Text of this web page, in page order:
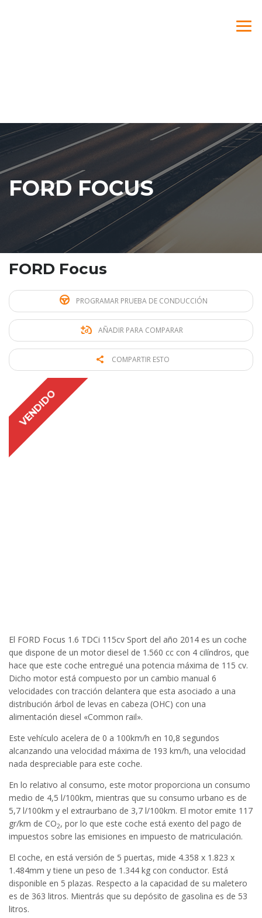
FORD FOCUS
FORD Focus
PROGRAMAR PRUEBA DE CONDUCCIÓN
AÑADIR PARA COMPARAR
COMPARTIR ESTO
VENDIDO
El FORD Focus 1.6 TDCi 115cv Sport del año 2014 es un coche
que dispone de un motor diesel de 1.560 cc con 4 cilíndros, que
hace que este coche entregué una potencia máxima de 115 cv.
Dicho motor está compuesto por un cambio manual 6
velocidades con tracción delantera que esta asociado a una
distribución árbol de levas en cabeza (OHC) con una
alimentación diesel «Common rail».
Este vehículo acelera de 0 a 100km/h en 10,8 segundos
alcanzando una velocidad máxima de 193 km/h, una velocidad
nada despreciable para este coche.
En lo relativo al consumo, este motor proporciona un consumo
medio de 4,5 l/100km, mientras que su consumo urbano es de
5,7 l/100km y el extraurbano de 3,7 l/100km. El motor emite 117
gr/km de CO2, por lo que este coche está exento del pago de
impuestos sobre las emisiones en impuesto de matriculación.
El coche, en está versión de 5 puertas, mide 4.358 x 1.823 x
1.484mm y tiene un peso de 1.344 kg con conductor. Está
disponible en 5 plazas. Respecto a la capacidad de su maletero
es de 363 litros. Mientrás que su depósito de gasolina es de 53
litros.